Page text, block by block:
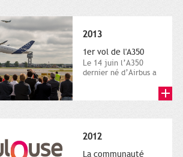
2013
1er vol de l'A350
Le 14 juin l’A350
dernier né d’Airbus a
2012
La communauté